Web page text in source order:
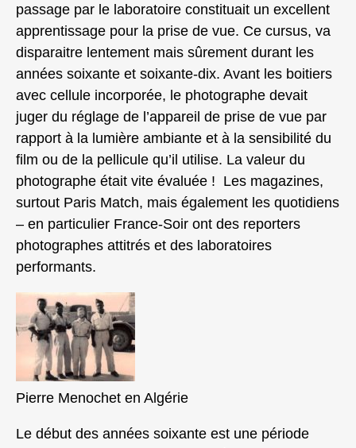
passage par le laboratoire constituait un excellent
apprentissage pour la prise de vue. Ce cursus, va
disparaitre lentement mais sûrement durant les
années soixante et soixante-dix. Avant les boitiers
avec cellule incorporée, le photographe devait
juger du réglage de l’appareil de prise de vue par
rapport à la lumière ambiante et à la sensibilité du
film ou de la pellicule qu’il utilise. La valeur du
photographe était vite évaluée ! Les magazines,
surtout Paris Match, mais également les quotidiens
– en particulier France-Soir ont des reporters
photographes attitrés et des laboratoires
performants.
Pierre Menochet en Algérie
Le début des années soixante est une période